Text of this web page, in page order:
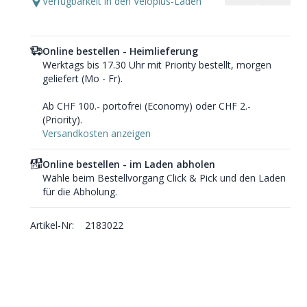
Online bestellen - Heimlieferung
Werktags bis 17.30 Uhr mit Priority bestellt, morgen
geliefert (Mo - Fr).
Ab CHF 100.- portofrei (Economy) oder CHF 2.-
(Priority).
Versandkosten anzeigen
Online bestellen - im Laden abholen
Wähle beim Bestellvorgang Click & Pick und den Laden
für die Abholung.
Artikel-Nr: 2183022